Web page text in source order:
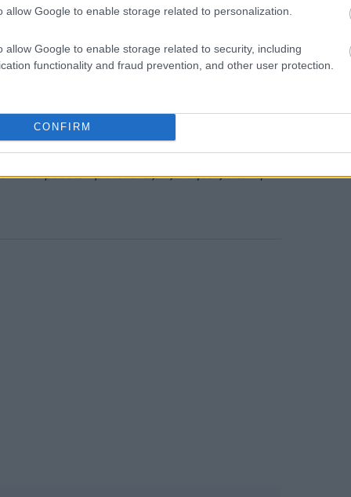
allow Google to enable storage related to personalization.
allow Google to enable storage related to security, including
functionality and fraud prevention, and other user protection.
CONFIRM
και έχει αποκλειστικές
το PGA Tour. Ιδρύθηκε από
Μαρκ
Getty, με τον ίδιο μάλιστα να είναι
η οποία κατέχει περίπου το 43% των
Από την πλευρά της, η Shutterstock,
αγορά το 2012.
και μάθετε πρώτοι όλες τιςειδήσειςαπό την